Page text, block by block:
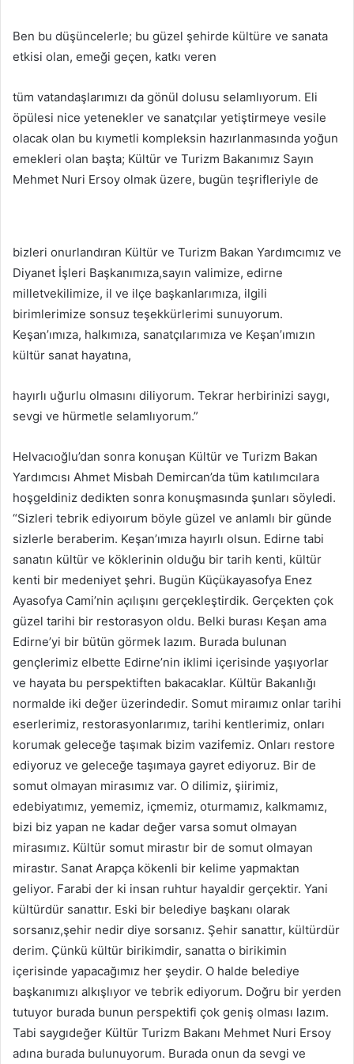
Ben bu düşüncelerle; bu güzel şehirde kültüre ve sanata
etkisi olan, emeği geçen, katkı veren
tüm vatandaşlarımızı da gönül dolusu selamlıyorum. Eli
öpülesi nice yetenekler ve sanatçılar yetiştirmeye vesile
olacak olan bu kıymetli kompleksin hazırlanmasında yoğun
emekleri olan başta; Kültür ve Turizm Bakanımız Sayın
Mehmet Nuri Ersoy olmak üzere, bugün teşrifleriyle de
bizleri onurlandıran Kültür ve Turizm Bakan Yardımcımız ve
Diyanet İşleri Başkanımıza,sayın valimize, edirne
milletvekilimize, il ve ilçe başkanlarımıza, ilgili
birimlerimize sonsuz teşekkürlerimi sunuyorum.
Keşan’ımıza, halkımıza, sanatçılarımıza ve Keşan’ımızın
kültür sanat hayatına,
hayırlı uğurlu olmasını diliyorum. Tekrar herbirinizi saygı,
sevgi ve hürmetle selamlıyorum.”
Helvacıoğlu’dan sonra konuşan Kültür ve Turizm Bakan
Yardımcısı Ahmet Misbah Demircan’da tüm katılımcılara
hoşgeldiniz dedikten sonra konuşmasında şunları söyledi.
“Sizleri tebrik ediyoırum böyle güzel ve anlamlı bir günde
sizlerle beraberim. Keşan’ımıza hayırlı olsun. Edirne tabi
sanatın kültür ve köklerinin olduğu bir tarih kenti, kültür
kenti bir medeniyet şehri. Bugün Küçükayasofya Enez
Ayasofya Cami’nin açılışını gerçekleştirdik. Gerçekten çok
güzel tarihi bir restorasyon oldu. Belki burası Keşan ama
Edirne’yi bir bütün görmek lazım. Burada bulunan
gençlerimiz elbette Edirne’nin iklimi içerisinde yaşıyorlar
ve hayata bu perspektiften bakacaklar. Kültür Bakanlığı
normalde iki değer üzerindedir. Somut miraımız onlar tarihi
eserlerimiz, restorasyonlarımız, tarihi kentlerimiz, onları
korumak geleceğe taşımak bizim vazifemiz. Onları restore
ediyoruz ve geleceğe taşımaya gayret ediyoruz. Bir de
somut olmayan mirasımız var. O dilimiz, şiirimiz,
edebiyatımız, yememiz, içmemiz, oturmamız, kalkmamız,
bizi biz yapan ne kadar değer varsa somut olmayan
mirasımız. Kültür somut mirastır bir de somut olmayan
mirastır. Sanat Arapça kökenli bir kelime yapmaktan
geliyor. Farabi der ki insan ruhtur hayaldir gerçektir. Yani
kültürdür sanattır. Eski bir belediye başkanı olarak
sorsanız,şehir nedir diye sorsanız. Şehir sanattır, kültürdür
derim. Çünkü kültür birikimdir, sanatta o birikimin
içerisinde yapacağımız her şeydir. O halde belediye
başkanımızı alkışlıyor ve tebrik ediyorum. Doğru bir yerden
tutuyor burada bunun perspektifi çok geniş olması lazım.
Tabi saygıdeğer Kültür Turizm Bakanı Mehmet Nuri Ersoy
adına burada bulunuyorum. Burada onun da sevgi ve